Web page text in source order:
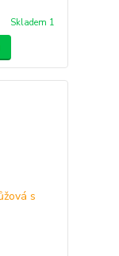
Skladem 1